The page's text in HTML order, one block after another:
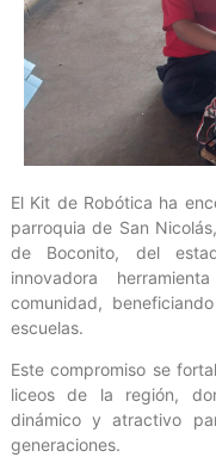
El Kit de Robótica ha
parroquia de San
de Boconito, del
innovadora
comunidad,
escuelas.
Este compromiso se
liceos de la región,
dinámico y atractivo
generaciones.